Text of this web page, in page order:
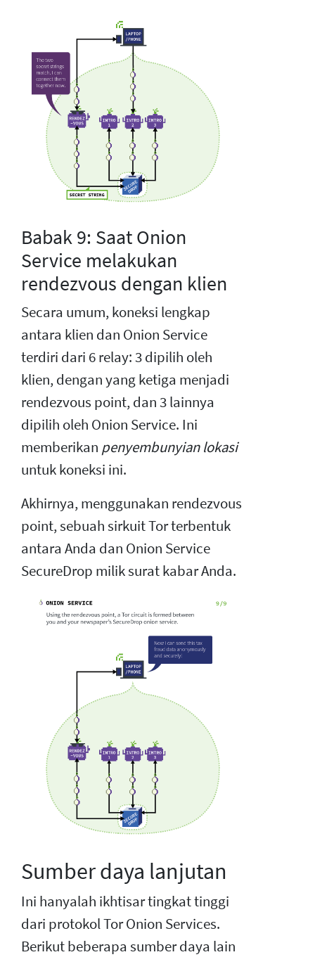
Babak 9: Saat Onion
Service melakukan
rendezvous dengan klien
Secara umum, koneksi lengkap
antara klien dan Onion Service
terdiri dari 6 relay: 3 dipilih oleh
klien, dengan yang ketiga menjadi
rendezvous point, dan 3 lainnya
dipilih oleh Onion Service. Ini
memberikan penyembunyian lokasi
untuk koneksi ini.
Akhirnya, menggunakan rendezvous
point, sebuah sirkuit Tor terbentuk
antara Anda dan Onion Service
SecureDrop milik surat kabar Anda.
Sumber daya lanjutan
Ini hanyalah ikhtisar tingkat tinggi
dari protokol Tor Onion Services.
Berikut beberapa sumber daya lain